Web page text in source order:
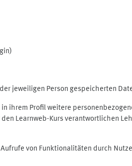
jeweiligen Person gespeicherten
ihrem Profil weitere
Learnweb-Kurs verantwortlichen
von Funktionalitäten durch